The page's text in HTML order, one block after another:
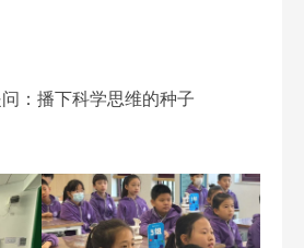
： 播下科学思维的种子